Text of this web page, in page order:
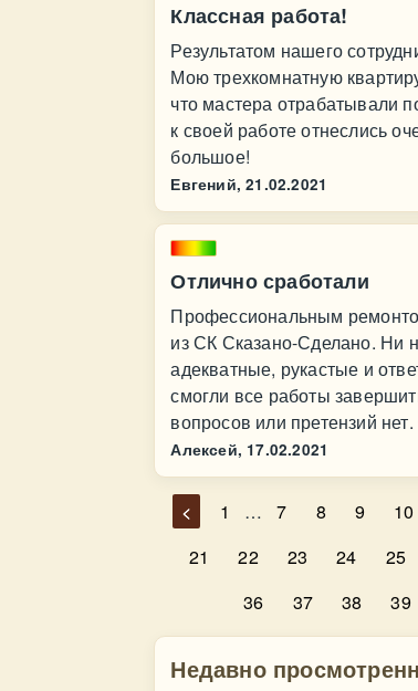
Классная работа!
Результатом нашего
Мою трехкомнатную
что мастера отрабатывали
к своей работе отнеслись
большое!
Евгений, 21.02.2021
Отлично сработали
Профессиональным
из СК Сказано-Сделано. Ни
адекватные, рукастые и
смогли все работы
вопросов или претензий
Алексей, 17.02.2021
< 1 … 7 8 9 10
21
22 23 24 25
36
37 38 39
Недавно